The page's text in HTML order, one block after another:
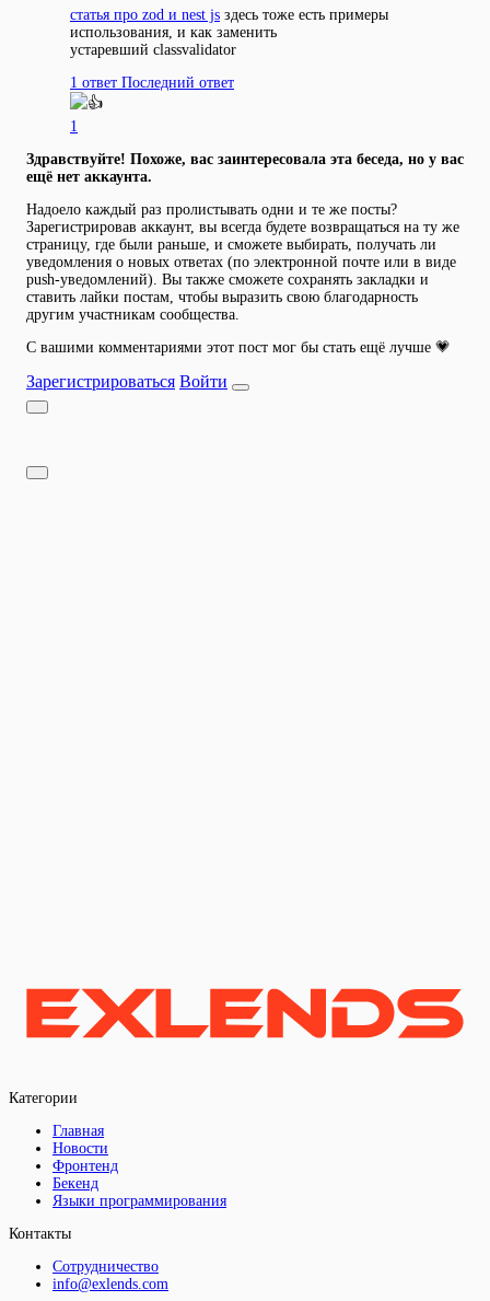
статья про zod и nest js здесь тоже есть примеры
использования, и как заменить
устаревший classvalidator
1 ответ Последний ответ
1
Здравствуйте! Похоже, вас заинтересовала эта беседа, но у вас
ещё нет аккаунта.
Надоело каждый раз пролистывать одни и те же посты?
Зарегистрировав аккаунт, вы всегда будете возвращаться на ту же
страницу, где были раньше, и сможете выбирать, получать ли
уведомления о новых ответах (по электронной почте или в виде
push-уведомлений). Вы также сможете сохранять закладки и
ставить лайки постам, чтобы выразить свою благодарность
другим участникам сообщества.
С вашими комментариями этот пост мог бы стать ещё лучше 💗
Зарегистрироваться Войти
Категории
Главная
Новости
Фронтенд
Бекенд
Языки программирования
Контакты
Сотрудничество
info@exlends.com